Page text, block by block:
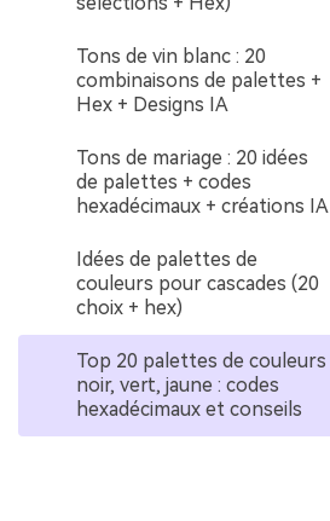
Tons de vin blanc : 20
combinaisons de palettes +
Hex + Designs IA
Tons de mariage : 20 idées
de palettes + codes
hexadécimaux + créations IA
Idées de palettes de
couleurs pour cascades (20
choix + hex)
Top 20 palettes de couleurs
noir, vert, jaune : codes
hexadécimaux et conseils